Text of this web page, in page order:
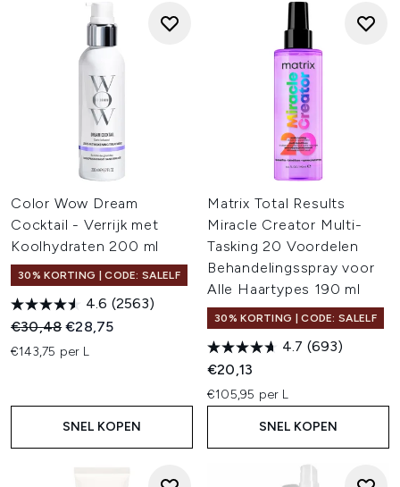
Color Wow Dream
Cocktail - Verrijk met
Koolhydraten 200 ml
30% KORTING | CODE: SALELF
4.6 (2563)
Recommended Retail Price:
€30,48Huidige prijs:
€28,75
€143,75 per L
SNEL KOPEN
Matrix Total Results
Miracle Creator Multi-
Tasking 20 Voordelen
Behandelingsspray voor
Alle Haartypes 190 ml
30% KORTING | CODE: SALELF
4.7 (693)
€20,13
€105,95 per L
SNEL KOPEN